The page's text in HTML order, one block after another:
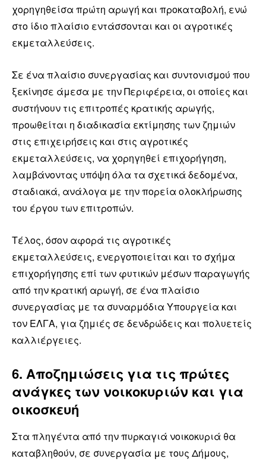
χορηγηθείσα πρώτη αρωγή και προκαταβολή, ενώ
στο ίδιο πλαίσιο εντάσσονται και οι αγροτικές
εκμεταλλεύσεις.
Σε ένα πλαίσιο συνεργασίας και συντονισμού που
ξεκίνησε άμεσα με την Περιφέρεια, οι οποίες και
συστήνουν τις επιτροπές κρατικής αρωγής,
προωθείται η διαδικασία εκτίμησης των ζημιών
στις επιχειρήσεις και στις αγροτικές
εκμεταλλεύσεις, να χορηγηθεί επιχορήγηση,
λαμβάνοντας υπόψη όλα τα σχετικά δεδομένα,
σταδιακά, ανάλογα με την πορεία ολοκλήρωσης
του έργου των επιτροπών.
Τέλος, όσον αφορά τις αγροτικές
εκμεταλλεύσεις, ενεργοποιείται και το σχήμα
επιχορήγησης επί των φυτικών μέσων παραγωγής
από την κρατική αρωγή, σε ένα πλαίσιο
συνεργασίας με τα συναρμόδια Υπουργεία και
τον ΕΛΓΑ, για ζημιές σε δενδρώδεις και πολυετείς
καλλιέργειες.
6. Αποζημιώσεις για τις πρώτες
ανάγκες των νοικοκυριών και για
οικοσκευή
Στα πληγέντα από την πυρκαγιά νοικοκυριά θα
καταβληθούν, σε συνεργασία με τους Δήμους,